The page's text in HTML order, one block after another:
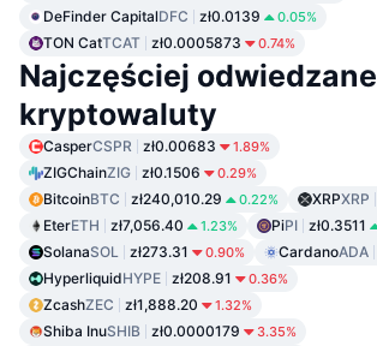
DeFinder CapitalDFC zł0.0139 0.05%
TON CatTCAT zł0.0005873 0.74%
Najczęściej odwiedzane
kryptowaluty
CasperCSPR zł0.00683 1.89%
ZIGChainZIG zł0.1506 0.29%
BitcoinBTC zł240,010.29 0.22% XRPXRP
EterETH zł7,056.40 1.23% PiPI zł0.3511
SolanaSOL zł273.31 0.90% CardanoADA
HyperliquidHYPE zł208.91 0.36%
ZcashZEC zł1,888.20 1.32%
Shiba InuSHIB zł0.0000179 3.35%